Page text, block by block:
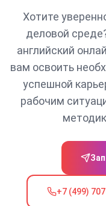
Хотите
деловой
английский
вам освоить
успешной
рабочим
+7 (499)